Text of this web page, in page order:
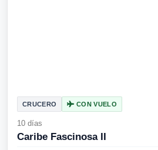
CRUCERO CON VUELO
10 días
Caribe Fascinosa II